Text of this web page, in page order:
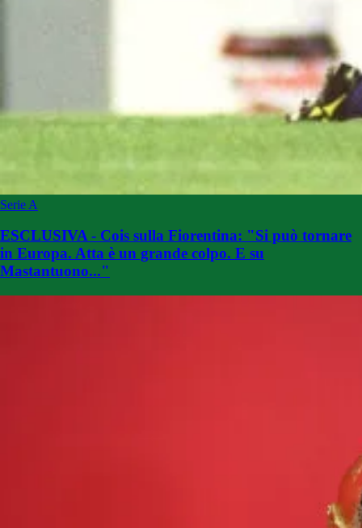
Serie A
ESCLUSIVA - Cois sulla Fiorentina: "Si può tornare
in Europa. Atta è un grande colpo. E su
Mastantuono..."